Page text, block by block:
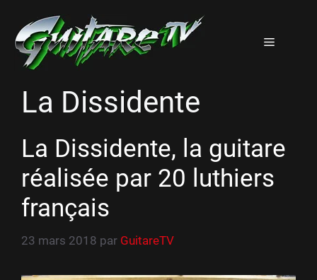
contenu
Menu
La Dissidente
La Dissidente, la guitare
réalisée par 20 luthiers
français
23 mars 2018 par GuitareTV